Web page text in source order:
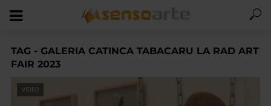
TAG - GALERIA CATINCA TABACARU LA RAD ART
FAIR 2023
VIDEO